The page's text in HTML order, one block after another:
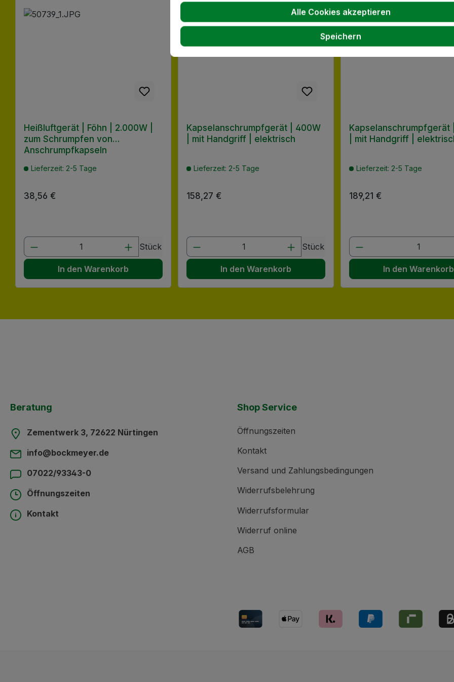
Heißluftgerät | Föhn | 2.000W |
zum Schrumpfen von
Anschrumpfkapseln
Lieferzeit: 2-5 Tage
Regulärer Preis:
38,56 €
Produkt Anzahl: Gib den gewünschten Wert ein oder benutze die
Stück
In den Warenkorb
Kapselanschrumpfgerät | 400W
| mit Handgriff | elektrisch
Lieferzeit: 2-5 Tage
Regulärer Preis:
158,27 €
Produkt Anzahl: Gib den gewünschten Wert
Stück
In den Warenkorb
Kapselanschrumpfgerät
| mit Handgriff |
Lieferzeit: 2-5 Tage
Regulärer Preis:
189,21 €
Produkt Anzahl:
In den Warenkorb
Beratung
Zementwerk 3, 72622 Nürtingen
info@bockmeyer.de
07022/93343-0
Öffnungszeiten
Kontakt
Shop Service
Öffnungszeiten
Kontakt
Versand und Zahlungsbedingungen
Widerrufsbelehrung
Widerrufsformular
Widerruf online
AGB
Alle Cookies akzeptieren
Speichern